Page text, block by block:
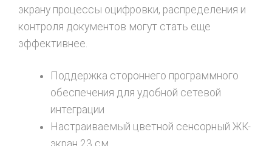
экрану процессы оцифровки, распределения и
контроля документов могут стать еще
эффективнее.
Поддержка стороннего программного
обеспечения для удобной сетевой
интеграции
Настраиваемый цветной сенсорный ЖК-